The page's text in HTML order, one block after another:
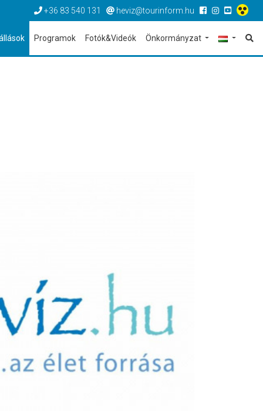
+36 83 540 131 heviz@tourinform.hu
Programok Fotók&Videók Önkormányzat